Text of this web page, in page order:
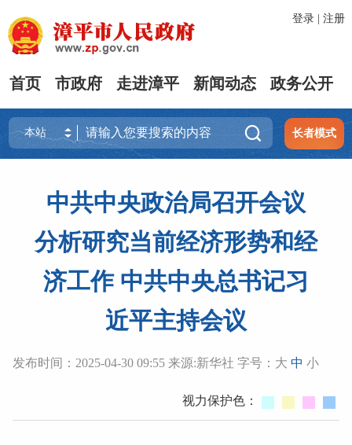
登录| 注册
首页 市政府 走进漳平 新闻动态 政务公开
长者模式

中共中央政治局召开会议
分析研究当前经济形势和经
济工作 中共中央总书记习
近平主持会议
发布时间：2025-04-30 09:55 来源:新华社 字号： 大 中 小
视力保护色：